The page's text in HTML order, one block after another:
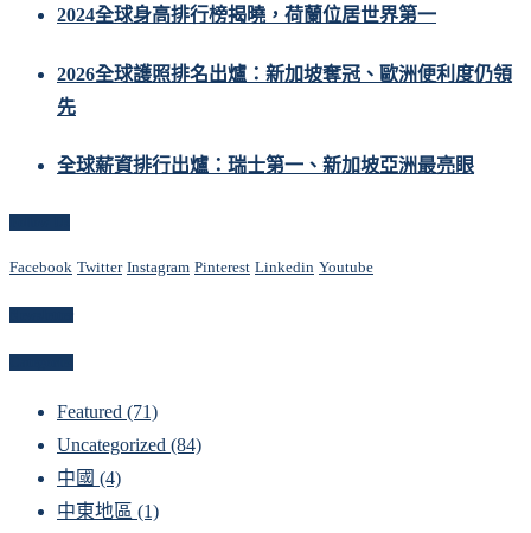
2024全球身高排行榜揭曉，荷蘭位居世界第一
2026全球護照排名出爐：新加坡奪冠、歐洲便利度仍領
先
全球薪資排行出爐：瑞士第一、新加坡亞洲最亮眼
Facebook Twitter Instagram Pinterest Linkedin Youtube
Featured (71)
Uncategorized (84)
中國 (4)
中東地區 (1)